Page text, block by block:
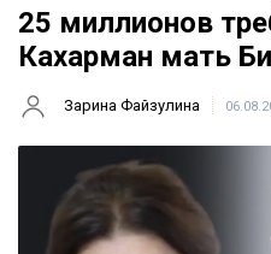
25 миллионов
Кахарман мать
Зарина Файзулина